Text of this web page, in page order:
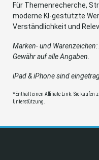
Für Themenrecherche,
moderne KI-gestützte
Verständlichkeit und
Marken- und
Gewähr auf alle Angaben.
iPad & iPhone sind
*Enthält einen Affiliate-Link. Sie kaufen
Unterstützung.